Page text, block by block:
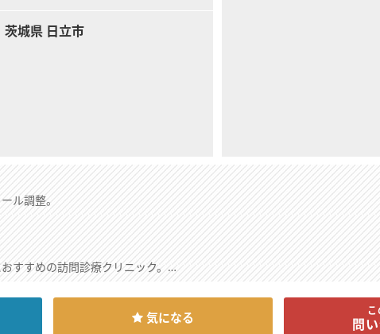
茨城県 日立市
ル調整。
すすめの訪問診療クリニック。
ので、入力の負担もありません。
ある方はお気軽にお問合せください。
気になる 問